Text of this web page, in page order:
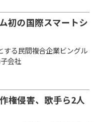
初の国際スマートシ
る民間複合企業ビングル
会社
権侵害、歌手ら2人